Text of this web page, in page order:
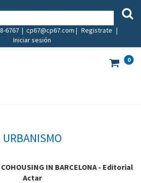
6767 | cp67@cp67.com | Registrate |
Iniciar sesión
0
URBANISMO
COHOUSING IN BARCELONA - Editorial
Actar